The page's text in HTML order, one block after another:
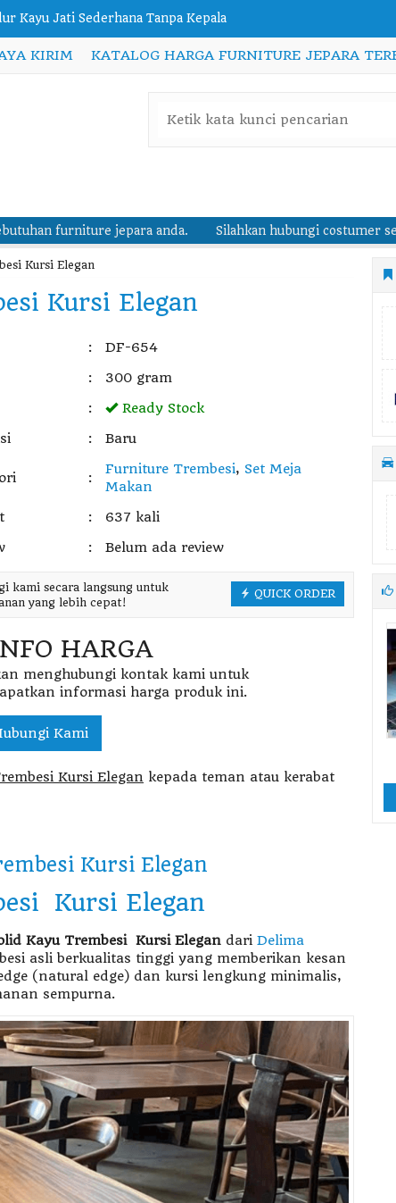
Klasik Headboard Full Cover
Besi Metal Modern
Tidur Minimalis Bambu Duco
Tingkat Hello Kitty Putih Pink
KIRIM KATALOG HARGA FURNITURE JEPARA
jepara anda. Silahkan hubungi costumer service kami
Kursi Elegan
Kursi Elegan
:
DF-654
:
300 gram
:
Ready Stock
: Baru
:
Furniture Trembesi, Set Meja
Makan
:
637 kali
: Belum ada review
QUICK ORDER
kami secara langsung untuk
yang lebih cepat!
HARGA
menghubungi kontak kami untuk
informasi harga produk ini.
Kami
Kursi Elegan kepada teman atau kerabat
Kursi Elegan
Kursi Elegan
Kayu Trembesi Kursi Elegan dari Delima
asli berkualitas tinggi yang memberikan kesan
(natural edge) dan kursi lengkung minimalis,
sempurna.
Kayu J....
Hubungi